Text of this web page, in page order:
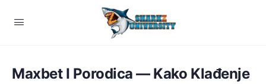
Maxbet I Porodica — Kako Klađenje